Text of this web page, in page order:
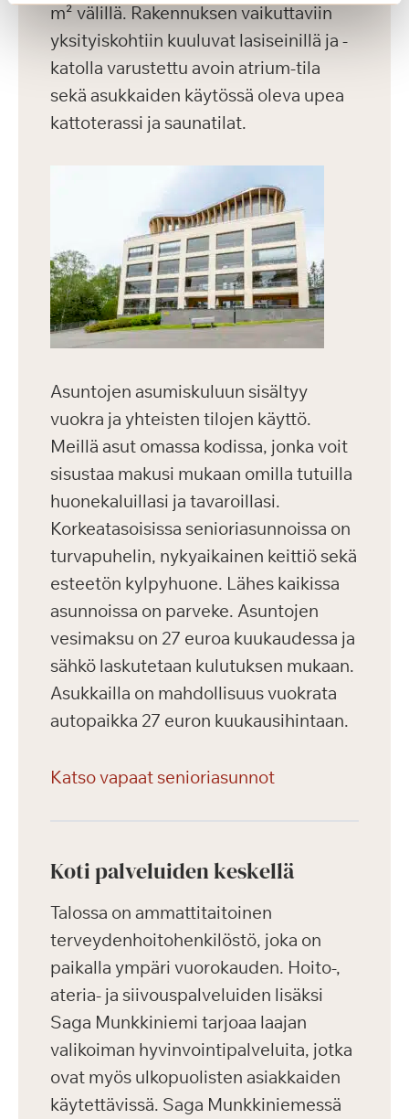
m² välillä. Rakennuksen vaikuttaviin
yksityiskohtiin kuuluvat lasiseinillä ja -
katolla varustettu avoin atrium-tila
sekä asukkaiden käytössä oleva upea
kattoterassi ja saunatilat.
Asuntojen asumiskuluun sisältyy
vuokra ja yhteisten tilojen käyttö.
Meillä asut omassa kodissa, jonka voit
sisustaa makusi mukaan omilla tutuilla
huonekaluillasi ja tavaroillasi.
Korkeatasoisissa senioriasunnoissa on
turvapuhelin, nykyaikainen keittiö sekä
esteetön kylpyhuone. Lähes kaikissa
asunnoissa on parveke. Asuntojen
vesimaksu on 27 euroa kuukaudessa ja
sähkö laskutetaan kulutuksen mukaan.
Asukkailla on mahdollisuus vuokrata
autopaikka 27 euron kuukausihintaan.
Katso vapaat senioriasunnot
Koti palveluiden keskellä
Talossa on ammattitaitoinen
terveydenhoitohenkilöstö, joka on
paikalla ympäri vuorokauden. Hoito-,
ateria- ja siivouspalveluiden lisäksi
Saga Munkkiniemi tarjoaa laajan
valikoiman hyvinvointipalveluita, jotka
ovat myös ulkopuolisten asiakkaiden
käytettävissä. Saga Munkkiniemessä